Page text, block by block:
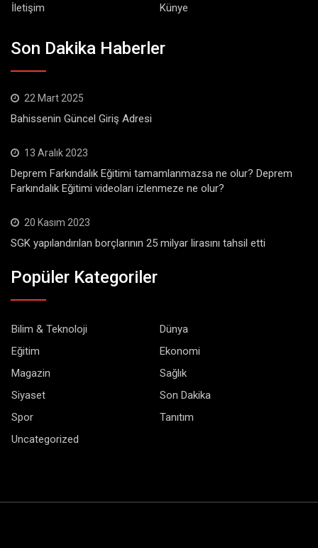
İletişim
Künye
Son Dakika Haberler
22 Mart 2025
Bahissenin Güncel Giriş Adresi
13 Aralık 2023
Deprem Farkındalık Eğitimi tamamlanmazsa ne olur? Deprem
Farkındalık Eğitimi videoları izlenmeze ne olur?
20 Kasım 2023
SGK yapılandırılan borçlarının 25 milyar lirasını tahsil etti
Popüler Kategoriler
Bilim & Teknoloji
Dünya
Eğitim
Ekonomi
Magazin
Sağlık
Siyaset
Son Dakika
Spor
Tanıtım
Uncategorized